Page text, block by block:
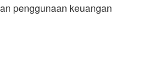
penggunaan keuangan